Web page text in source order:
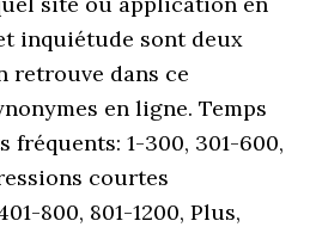
inquiétude sont deux
retrouve dans ce
en ligne. Temps
fréquents: 1-300, 301-600,
courtes
800, 801-1200, Plus,